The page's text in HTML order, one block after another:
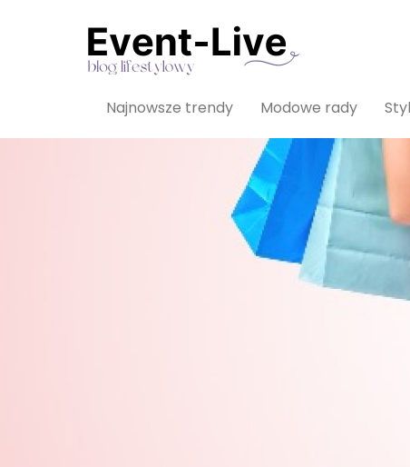
Najnowsze trendy Modowe rady